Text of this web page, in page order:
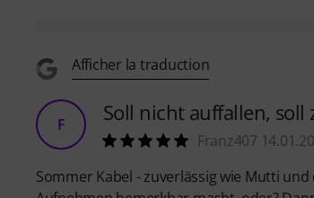
Afficher la traduction
F Soll nicht auffallen, soll
Franz407
Sommer Kabel - zuverlässig wie Mutti